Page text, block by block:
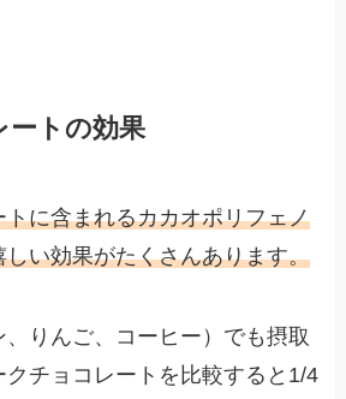
ートの効果
に含まれるカカオポリフェノ
い効果がたくさんあります。
りんご、コーヒー）でも摂取
クチョコレートを比較すると1/4